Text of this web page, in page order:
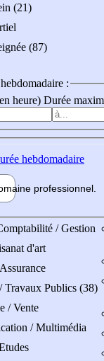
(21)
(87)
:
heure) Durée
hebdomadaire
professionnel
/ Gestion
d'art
Travaux Publics (38)
/ Vente
/ Multimédia